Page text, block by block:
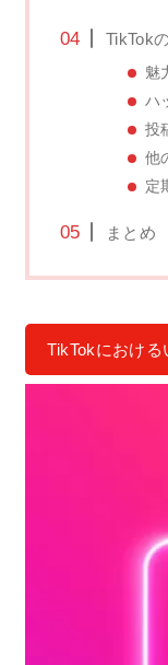
TikTok
魅
ハ
投
他
定
まとめ
TikTokにおける